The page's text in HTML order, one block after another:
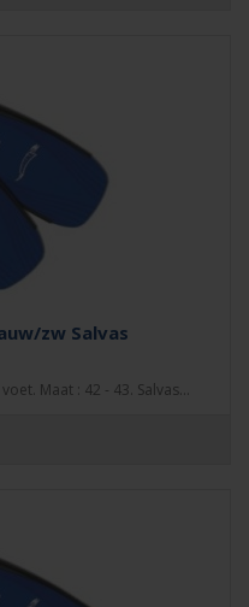
zw Salvas
Maat : 42 - 43. Salvas...